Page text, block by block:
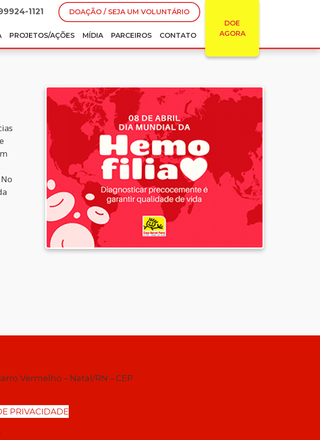
1121
DOAÇÃO / SEJA UM VOLUNTÁRIO
DOE
AGORA
PROJETOS/AÇÕES MÍDIA PARCEIROS CONTATO
Vermelho – Natal/RN – CEP
PRIVACIDADE